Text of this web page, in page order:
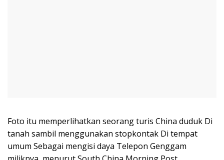
Foto itu memperlihatkan seorang turis China duduk Di
tanah sambil menggunakan stopkontak Di tempat
umum Sebagai mengisi daya Telepon Genggam